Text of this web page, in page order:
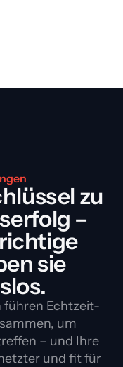
zu
–
sie
führen Echtzeit-
um
– und Ihre
und fit für